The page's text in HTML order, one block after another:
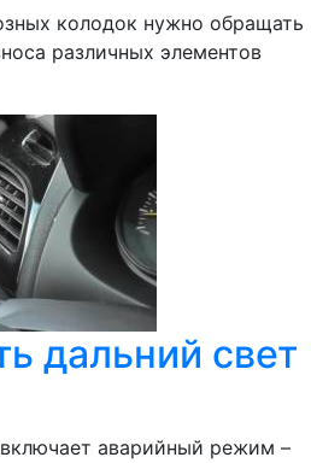
колодок нужно обращать
различных элементов
дальний свет
аварийный режим –